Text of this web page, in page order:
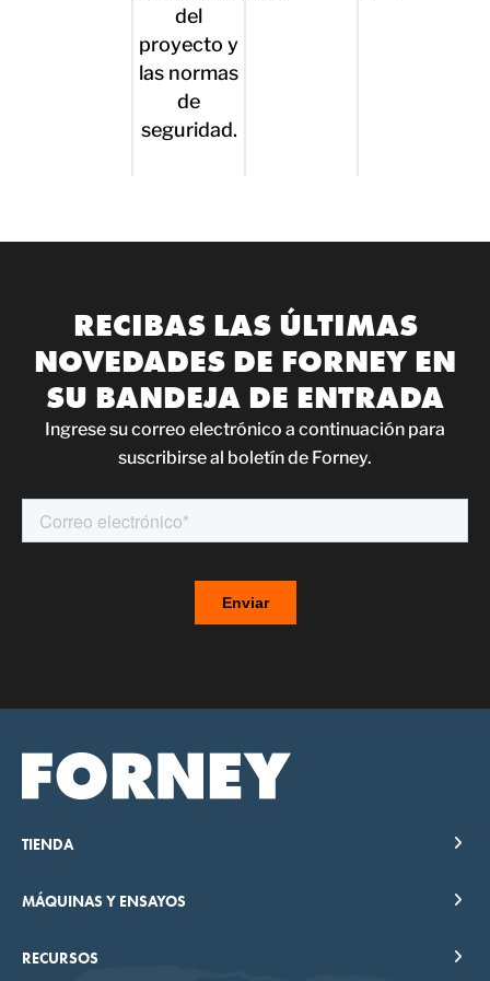
del
proyecto y
las normas
de
seguridad.
RECIBAS LAS ÚLTIMAS
NOVEDADES DE FORNEY EN
SU BANDEJA DE ENTRADA
Ingrese su correo electrónico a continuación para
suscribirse al boletín de Forney.
TIENDA
MÁQUINAS Y ENSAYOS
RECURSOS